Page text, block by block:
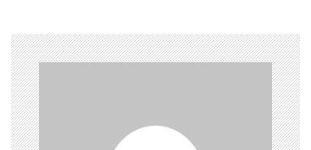
s
n
a
v
i
g